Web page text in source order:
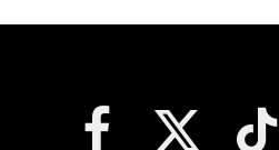
Facebook X